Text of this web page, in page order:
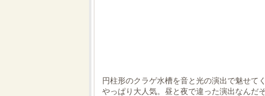
円柱形のクラゲ水槽を音と光の演出で魅せて
やっぱり大人気。昼と夜で違った演出なんだ